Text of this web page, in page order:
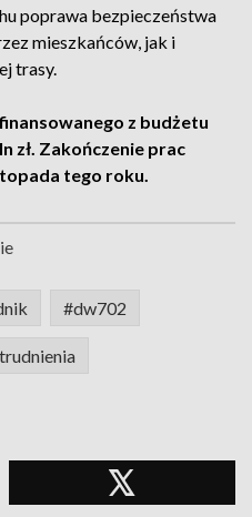
poprawa bezpieczeństwa
mieszkańców, jak i
trasy.
z budżetu
zł. Zakończenie prac
tego roku.
#dw702